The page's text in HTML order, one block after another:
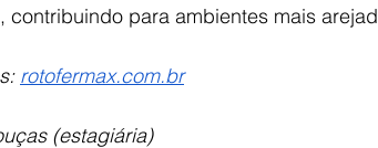
contribuindo para ambientes mais
rotofermax.com.br
(estagiária)